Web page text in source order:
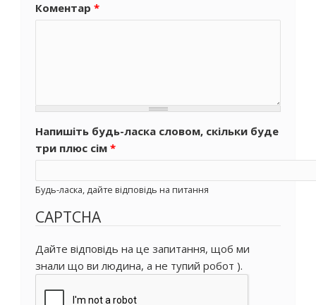
Коментар *
Напишіть будь-ласка словом, скільки буде
три плюс сім *
Будь-ласка, дайте відповідь на питання
CAPTCHA
Дайте відповідь на це запитання, щоб ми
знали що ви людина, а не тупий робот ).